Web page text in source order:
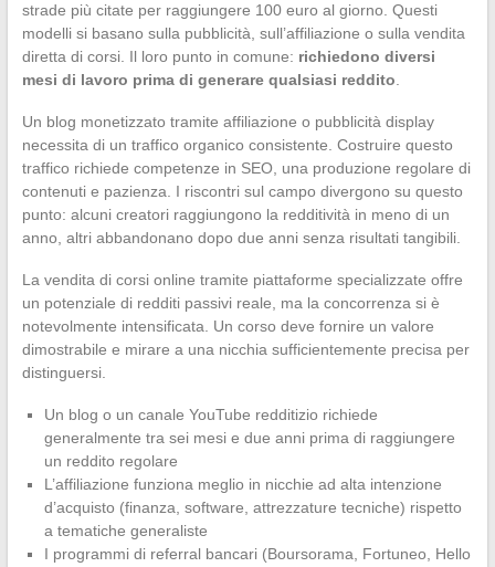
strade più citate per raggiungere 100 euro al giorno. Questi
modelli si basano sulla pubblicità, sull’affiliazione o sulla vendita
diretta di corsi. Il loro punto in comune: richiedono diversi
mesi di lavoro prima di generare qualsiasi reddito.
Un blog monetizzato tramite affiliazione o pubblicità display
necessita di un traffico organico consistente. Costruire questo
traffico richiede competenze in SEO, una produzione regolare di
contenuti e pazienza. I riscontri sul campo divergono su questo
punto: alcuni creatori raggiungono la redditività in meno di un
anno, altri abbandonano dopo due anni senza risultati tangibili.
La vendita di corsi online tramite piattaforme specializzate offre
un potenziale di redditi passivi reale, ma la concorrenza si è
notevolmente intensificata. Un corso deve fornire un valore
dimostrabile e mirare a una nicchia sufficientemente precisa per
distinguersi.
Un blog o un canale YouTube redditizio richiede
generalmente tra sei mesi e due anni prima di raggiungere
un reddito regolare
L’affiliazione funziona meglio in nicchie ad alta intenzione
d’acquisto (finanza, software, attrezzature tecniche) rispetto
a tematiche generaliste
I programmi di referral bancari (Boursorama, Fortuneo, Hello